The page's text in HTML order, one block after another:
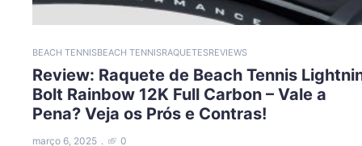
BEACH TENNISBEACH TENNISRAQUETESREVIEWS
Review: Raquete de Beach Tennis
Bolt Rainbow 12K Full Carbon – Vale a
Pena? Veja os Prós e Contras!
março 6, 2025 0